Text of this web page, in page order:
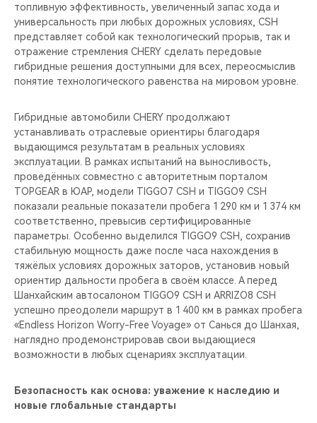
топливную эффективность, увеличенный запас хода и
универсальность при любых дорожных условиях, CSH
представляет собой как технологический прорыв, так и
отражение стремления CHERY сделать передовые
гибридные решения доступными для всех, переосмыслив
понятие технологического равенства на мировом уровне.
Гибридные автомобили CHERY продолжают
устанавливать отраслевые ориентиры благодаря
выдающимся результатам в реальных условиях
эксплуатации. В рамках испытаний на выносливость,
проведённых совместно с авторитетным порталом
TOPGEAR в ЮАР, модели TIGGO7 CSH и TIGGO9 CSH
показали реальные показатели пробега 1 290 км и 1 374 км
соответственно, превысив сертифицированные
параметры. Особенно выделился TIGGO9 CSH, сохранив
стабильную мощность даже после часа нахождения в
тяжёлых условиях дорожных заторов, установив новый
ориентир дальности пробега в своём классе. А перед
Шанхайским автосалоном TIGGO9 CSH и ARRIZO8 CSH
успешно преодолели маршрут в 1 400 км в рамках пробега
«Endless Horizon Worry-Free Voyage» от Санься до Шанхая,
наглядно продемонстрировав свои выдающиеся
возможности в любых сценариях эксплуатации.
Безопасность как основа: уважение к наследию и
новые глобальные стандарты